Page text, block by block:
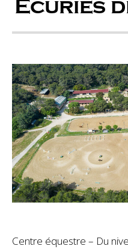
Écuries
Centre équestre – Du